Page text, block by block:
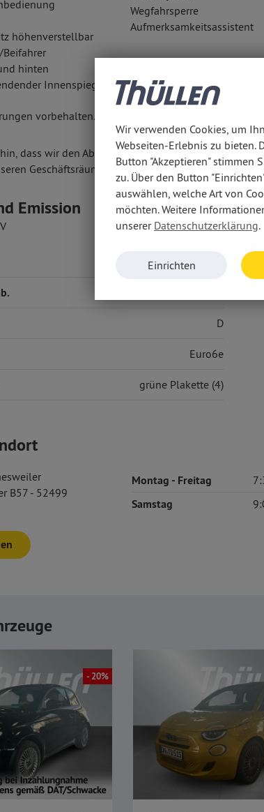
höhenverstellbar
hinten
Innenspiegel
Wegfahrsperre
Aufmerksamkeitsassistent
vorbehalten. Weitere Informationen erhalten
dass wir den Abschluss eines Kaufvertrages zu
Geschäftsräumen anbieten.
Emission
5,00 l/100 km
D
Euro6e
grüne Plakette (4)
B57 - 52499
Montag - Freitag
Samstag
- 20%
Wir verwenden Cookies, um
Webseiten-Erlebnis zu bieten.
Button "Akzeptieren" stimmen
zu. Über den Button
auswählen, welche Art von
möchten. Weitere
unserer Datenschutzerklärung.
Einrichten